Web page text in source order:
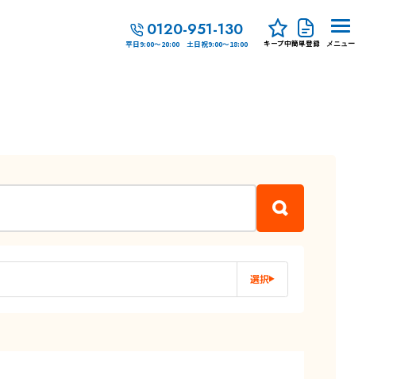
0120-951-130
平日9:00～20:00 土日祝9:00～18:00 キープ中簡単登録 メニュー
選択